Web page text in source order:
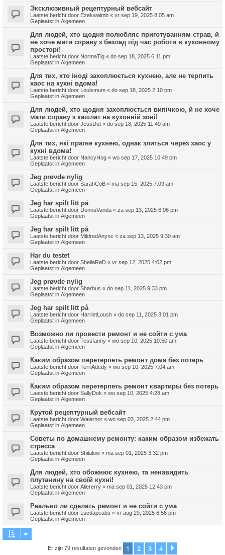
Эксклюзивный рецептурный вебсайт
Laatste bericht door Ezekwaimb « vr sep 19, 2025 8:05 am
Geplaatst in Algemeen
Для людей, хто щодня полюбляє приготуванням страв, й
не хоче мати справу з безлад під час роботи в кухонному
просторі!
Laatste bericht door NormaTig « do sep 18, 2025 6:11 pm
Geplaatst in Algemeen
Для тих, хто іноді захоплюється кухнею, але не терпить
хаос на кухні вдома!
Laatste bericht door Louismum « do sep 18, 2025 2:10 pm
Geplaatst in Algemeen
Для людей, хто щодня захоплюється випічкою, й не хоче
мати справу з кашлат на кухонній зоні!
Laatste bericht door JessDut « do sep 18, 2025 11:49 am
Geplaatst in Algemeen
Для тих, які прагне кухнею, однак злиться через хаос у
кухні вдома!
Laatste bericht door NancyHog « wo sep 17, 2025 10:49 pm
Geplaatst in Algemeen
Jeg prøvde nylig
Laatste bericht door SarahCoB « ma sep 15, 2025 7:09 am
Geplaatst in Algemeen
Jeg har spilt litt på
Laatste bericht door DonnaVanda « za sep 13, 2025 6:06 pm
Geplaatst in Algemeen
Jeg har spilt litt på
Laatste bericht door MildredAnync « za sep 13, 2025 9:30 am
Geplaatst in Algemeen
Har du testet
Laatste bericht door SheilaReD « vr sep 12, 2025 4:02 pm
Geplaatst in Algemeen
Jeg prøvde nylig
Laatste bericht door Sharbus « do sep 11, 2025 9:33 pm
Geplaatst in Algemeen
Jeg har spilt litt på
Laatste bericht door HarrietLoush « do sep 11, 2025 3:01 pm
Geplaatst in Algemeen
Возможно ли провести ремонт и не сойти с ума
Laatste bericht door Tessfanny « wo sep 10, 2025 10:50 am
Geplaatst in Algemeen
Каким образом перетерпеть ремонт дома без потерь
Laatste bericht door TerriAdedy « wo sep 10, 2025 7:04 am
Geplaatst in Algemeen
Каким образом перетерпеть ремонт квартиры без потерь
Laatste bericht door SallyDok « wo sep 10, 2025 4:28 am
Geplaatst in Algemeen
Крутой рецептурный вебсайт
Laatste bericht door Walernor « wo sep 03, 2025 2:44 pm
Geplaatst in Algemeen
Советы по домашнему ремонту: каким образом избежать
стресса
Laatste bericht door Shilalow « ma sep 01, 2025 3:32 pm
Geplaatst in Algemeen
Для людей, хто обожнює кухнею, та ненавидить
плутанину на своїй кухні!
Laatste bericht door Aliererry « ma sep 01, 2025 12:43 pm
Geplaatst in Algemeen
Реально ли сделать ремонт и не сойти с ума
Laatste bericht door Lucdapeabs « vr aug 29, 2025 6:56 pm
Geplaatst in Algemeen
Er zijn 79 resultaten gevonden 1 2 3 4